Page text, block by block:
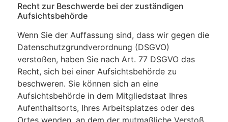
Recht zur Beschwerde bei der zuständigen
Aufsichtsbehörde
Wenn Sie der Auffassung sind, dass wir gegen die
Datenschutzgrundverordnung (DSGVO)
verstoßen, haben Sie nach Art. 77 DSGVO das
Recht, sich bei einer Aufsichtsbehörde zu
beschweren. Sie können sich an eine
Aufsichtsbehörde in dem Mitgliedstaat Ihres
Aufenthaltsorts, Ihres Arbeitsplatzes oder des
Ortes wenden, an dem der mutmaßliche Verstoß